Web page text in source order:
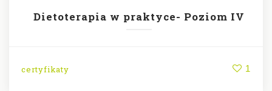
Dietoterapia w praktyce- Poziom IV
certyfikaty 1